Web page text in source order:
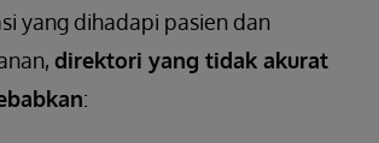
yang dihadapi pasien dan
direktori yang tidak akurat
: